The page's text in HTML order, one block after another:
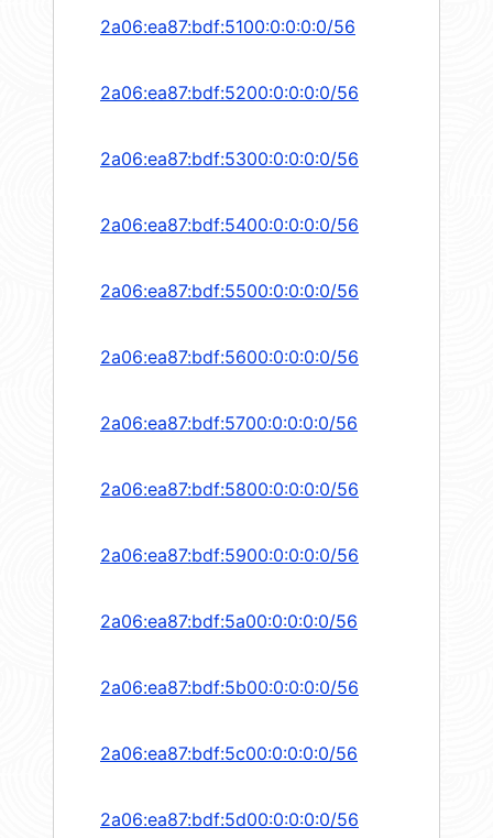
2a06:ea87:bdf:5100:0:0:0:0/56
2a06:ea87:bdf:5200:0:0:0:0/56
2a06:ea87:bdf:5300:0:0:0:0/56
2a06:ea87:bdf:5400:0:0:0:0/56
2a06:ea87:bdf:5500:0:0:0:0/56
2a06:ea87:bdf:5600:0:0:0:0/56
2a06:ea87:bdf:5700:0:0:0:0/56
2a06:ea87:bdf:5800:0:0:0:0/56
2a06:ea87:bdf:5900:0:0:0:0/56
2a06:ea87:bdf:5a00:0:0:0:0/56
2a06:ea87:bdf:5b00:0:0:0:0/56
2a06:ea87:bdf:5c00:0:0:0:0/56
2a06:ea87:bdf:5d00:0:0:0:0/56